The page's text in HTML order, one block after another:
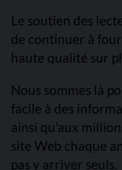
Le soutien des
de continuer à
haute qualité sur
Nous sommes là
facile à des
ainsi qu’aux
site Web chaque
pas y arriver seuls.